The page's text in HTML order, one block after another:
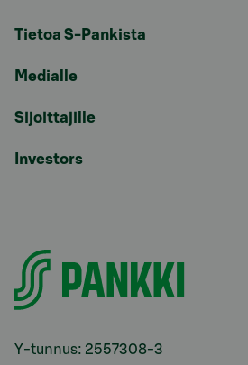
Tietoa S-Pankista
Medialle
Sijoittajille
Investors
Y-tunnus: 2557308-3